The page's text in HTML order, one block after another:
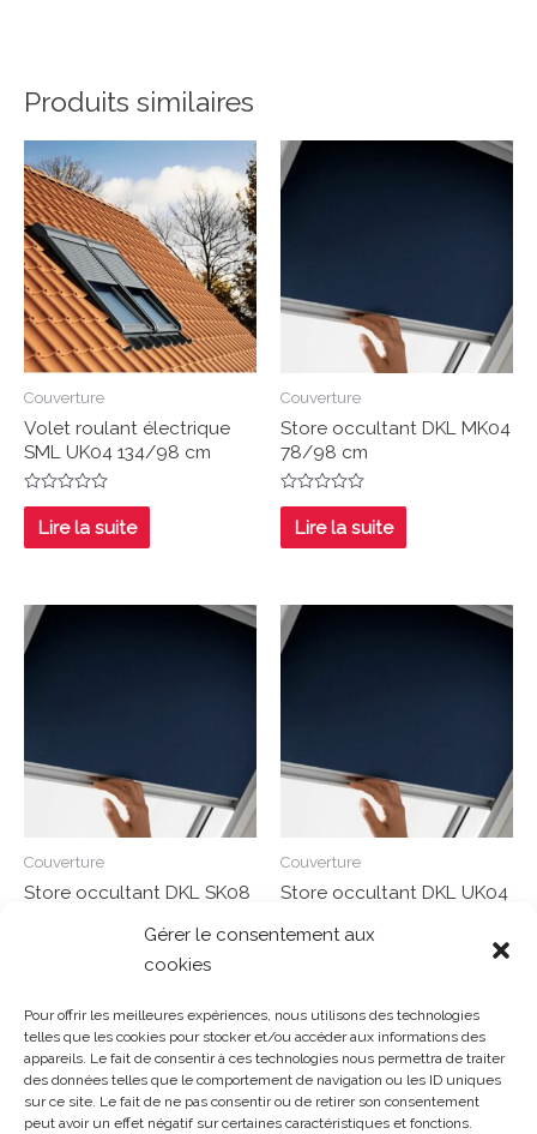
Gérer le consentement aux
cookies
Pour offrir les meilleures expériences, nous utilisons des technologies
telles que les cookies pour stocker et/ou accéder aux informations des
appareils. Le fait de consentir à ces technologies nous permettra de traiter
des données telles que le comportement de navigation ou les ID uniques
sur ce site. Le fait de ne pas consentir ou de retirer son consentement
peut avoir un effet négatif sur certaines caractéristiques et fonctions.
Produits similaires
Couverture
Volet roulant électrique
SML UK04 134/98 cm
Note
sur
5
Lire la suite
Couverture
Store occultant DKL MK04
78/98 cm
Note
sur
5
Lire la suite
Couverture
Store occultant DKL SK08
5
Couverture
Store occultant DKL UK04
5
Gosset Matériaux 2023 © Tous droits réservés |Mentions